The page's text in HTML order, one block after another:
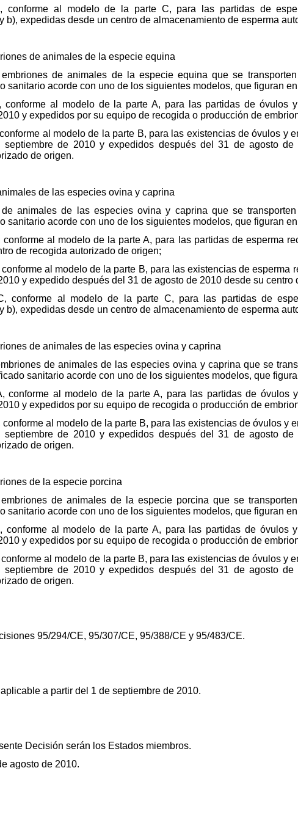
conforme al modelo de la parte C, para las partidas de
b), expedidas desde un centro de almacenamiento de esperma
de animales de la especie equina
de animales de la especie equina que se
sanitario acorde con uno de los siguientes modelos, que figuran
conforme al modelo de la parte A, para las partidas de óvulos
y expedidos por su equipo de recogida o producción de
al modelo de la parte B, para las existencias de óvulos y
septiembre de 2010 y expedidos después del 31 de agosto
de origen.
de las especies ovina y caprina
animales de las especies ovina y caprina que se
sanitario acorde con uno de los siguientes modelos, que figuran
conforme al modelo de la parte A, para las partidas de esperma
de recogida autorizado de origen;
al modelo de la parte B, para las existencias de esperma
y expedido después del 31 de agosto de 2010 desde su centro
conforme al modelo de la parte C, para las partidas de
b), expedidas desde un centro de almacenamiento de esperma
de animales de las especies ovina y caprina
de animales de las especies ovina y caprina que se
sanitario acorde con uno de los siguientes modelos, que
conforme al modelo de la parte A, para las partidas de óvulos
y expedidos por su equipo de recogida o producción de
al modelo de la parte B, para las existencias de óvulos y
septiembre de 2010 y expedidos después del 31 de agosto
de origen.
de la especie porcina
de animales de la especie porcina que se
sanitario acorde con uno de los siguientes modelos, que figuran
conforme al modelo de la parte A, para las partidas de óvulos
y expedidos por su equipo de recogida o producción de
al modelo de la parte B, para las existencias de óvulos y
septiembre de 2010 y expedidos después del 31 de agosto
de origen.
95/294/CE, 95/307/CE, 95/388/CE y 95/483/CE.
a partir del 1 de septiembre de 2010.
Decisión serán los Estados miembros.
agosto de 2010.